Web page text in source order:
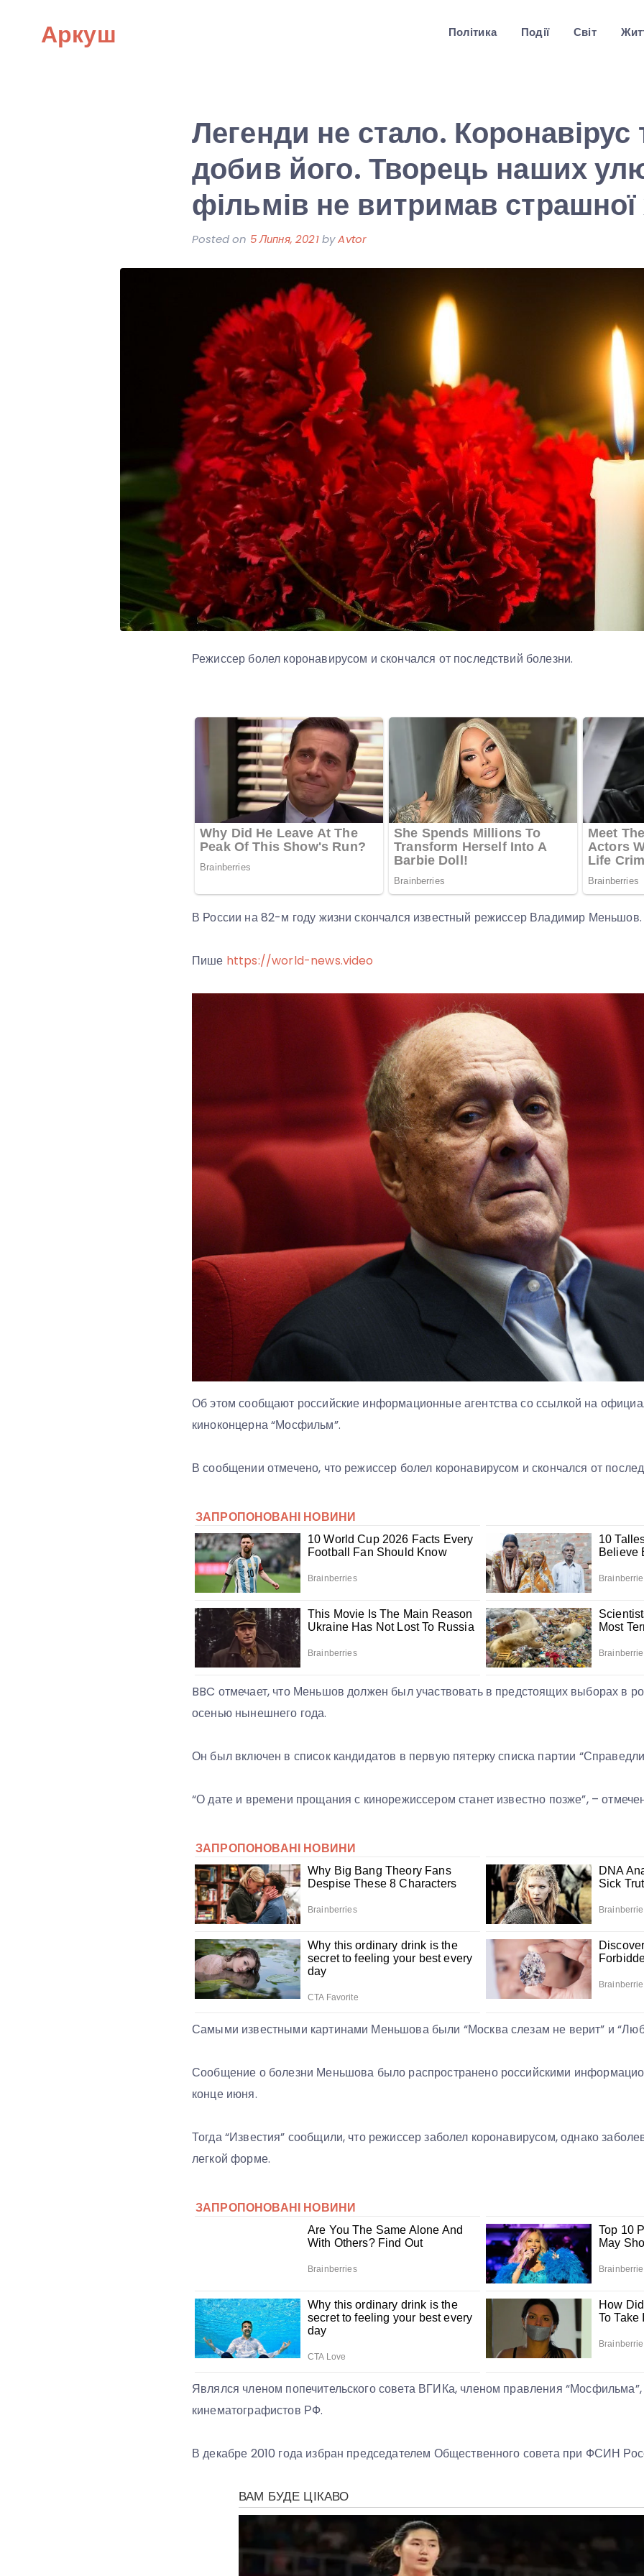
Аркуш Політика Події Світ
Легенди не стало. Коронавірус
добив його. Творець наших
фільмів не витримав
Posted on 5 Липня, 2021byAvtor
Режиссер болел коронавирусом и скончался от последствий болезни.
В России на 82-м году жизни скончался известный режиссер Владимир
Пише https://world-news.video
Об этом сообщают российские информационные агентства со ссылкой на
киноконцерна “Мосфильм”.
В сообщении отмечено, что режиссер болел коронавирусом и скончался от
BBC отмечает, что Меньшов должен был участвовать в предстоящих выборах в
осенью нынешнего года.
Он был включен в список кандидатов в первую пятерку списка партии
“О дате и времени прощания с кинорежиссером станет известно позже”, –
Самыми известными картинами Меньшова были “Москва слезам не верит” и
Сообщение о болезни Меньшова было распространено российскими
конце июня.
Тогда “Известия” сообщили, что режиссер заболел коронавирусом, однако
легкой форме.
Являлся членом попечительского совета ВГИКа, членом правления
кинематографистов РФ.
В декабре 2010 года избран председателем Общественного совета при ФСИН